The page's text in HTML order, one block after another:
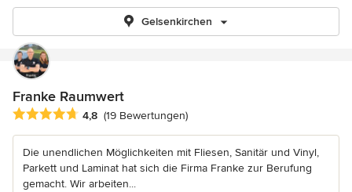
Gelsenkirchen
Franke Raumwert
Durchschnittliche Bewertung: 4.8 von 5 Sternen
4,8 (19 Bewertungen)
Die unendlichen Möglichkeiten mit Fliesen, Sanitär und Vinyl,
Parkett und Laminat hat sich die Firma Franke zur Berufung
gemacht. Wir arbeiten...